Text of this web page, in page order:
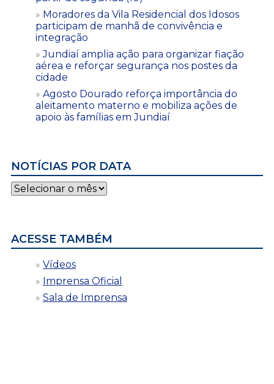
Moradores da Vila Residencial dos Idosos
participam de manhã de convivência e
integração
Jundiaí amplia ação para organizar fiação
aérea e reforçar segurança nos postes da
cidade
Agosto Dourado reforça importância do
aleitamento materno e mobiliza ações de
apoio às famílias em Jundiaí
NOTÍCIAS POR DATA
Notícias
por
ACESSE TAMBÉM
Vídeos
Imprensa Oficial
Sala de Imprensa